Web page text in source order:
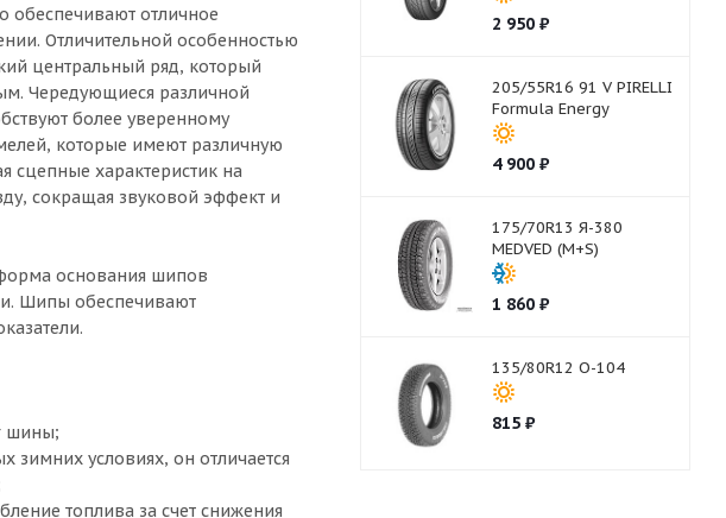
обеспечивают отличное
Отличительной особенностью
центральный ряд, который
Чередующиеся различной
более уверенному
которые имеют различную
характеристик на
сокращая звуковой эффект и
основания шипов
Шипы обеспечивают
шины;
зимних условиях, он отличается
топлива за счет снижения
2 950₽
205/55R16 91 V PIRELLI
Formula Energy
4 900₽
175/70R13 Я-380
MEDVED (M+S)
1 860₽
135/80R12 О-104
815₽